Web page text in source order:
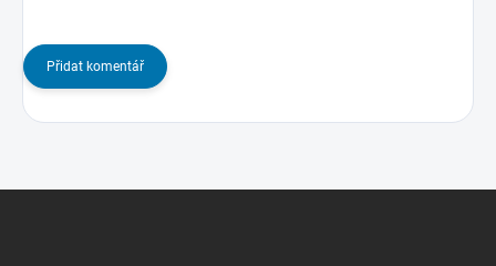
Přidat komentář